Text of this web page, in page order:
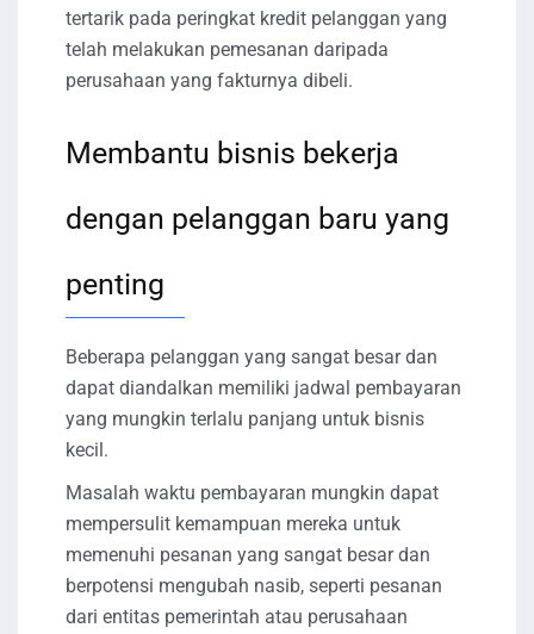
tertarik pada peringkat kredit pelanggan yang
telah melakukan pemesanan daripada
perusahaan yang fakturnya dibeli.
Membantu bisnis bekerja
dengan pelanggan baru yang
penting
Beberapa pelanggan yang sangat besar dan
dapat diandalkan memiliki jadwal pembayaran
yang mungkin terlalu panjang untuk bisnis
kecil.
Masalah waktu pembayaran mungkin dapat
mempersulit kemampuan mereka untuk
memenuhi pesanan yang sangat besar dan
berpotensi mengubah nasib, seperti pesanan
dari entitas pemerintah atau perusahaan